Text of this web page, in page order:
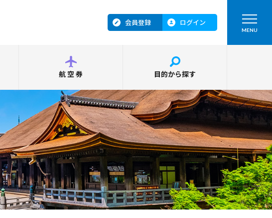
会員登録 ログイン
MENU
航空券 目的から探す